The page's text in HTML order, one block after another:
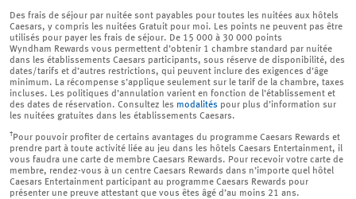
Des frais de séjour par nuitée sont payables pour toutes les nuitées aux hôtels
Caesars, y compris les nuitées Gratuit pour moi. Les points ne peuvent pas être
utilisés pour payer les frais de séjour. De 15 000 à 30 000 points
Wyndham Rewards vous permettent d’obtenir 1 chambre standard par nuitée
dans les établissements Caesars participants, sous réserve de disponibilité, des
dates/tarifs et d’autres restrictions, qui peuvent inclure des exigences d’âge
minimum. La récompense s’applique seulement sur le tarif de la chambre, taxes
incluses. Les politiques d’annulation varient en fonction de l’établissement et
des dates de réservation. Consultez les modalités pour plus d’information sur
les nuitées gratuites dans les établissements Caesars.
† Pour pouvoir profiter de certains avantages du programme Caesars Rewards et
prendre part à toute activité liée au jeu dans les hôtels Caesars Entertainment, il
vous faudra une carte de membre Caesars Rewards. Pour recevoir votre carte de
membre, rendez-vous à un centre Caesars Rewards dans n’importe quel hôtel
Caesars Entertainment participant au programme Caesars Rewards pour
présenter une preuve attestant que vous êtes âgé d’au moins 21 ans.